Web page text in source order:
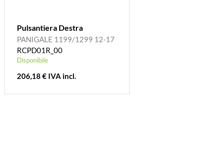
Pulsantiera Destra
PANIGALE 1199/1299 12-17
RCPD01R_00
Disponibile
206,18 € IVA incl.